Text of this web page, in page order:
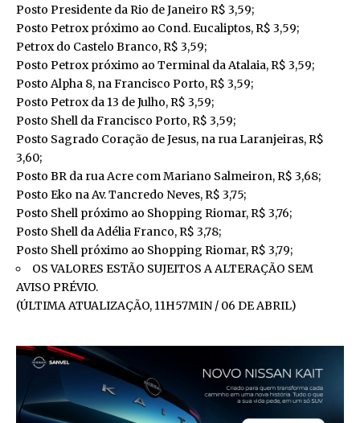
Posto Presidente da Rio de Janeiro R$ 3,59;
Posto Petrox próximo ao Cond. Eucaliptos, R$ 3,59;
Petrox do Castelo Branco, R$ 3,59;
Posto Petrox próximo ao Terminal da Atalaia, R$ 3,59;
Posto Alpha 8, na Francisco Porto, R$ 3,59;
Posto Petrox da 13 de Julho, R$ 3,59;
Posto Shell da Francisco Porto, R$ 3,59;
Posto Sagrado Coração de Jesus, na rua Laranjeiras, R$
3,60;
Posto BR da rua Acre com Mariano Salmeiron, R$ 3,68;
Posto Eko na Av. Tancredo Neves, R$ 3,75;
Posto Shell próximo ao Shopping Riomar, R$ 3,76;
Posto Shell da Adélia Franco, R$ 3,78;
Posto Shell próximo ao Shopping Riomar, R$ 3,79;
OS VALORES ESTÃO SUJEITOS A ALTERAÇÃO SEM
AVISO PRÉVIO.
(ÚLTIMA ATUALIZAÇÃO, 11H57MIN / 06 DE ABRIL)